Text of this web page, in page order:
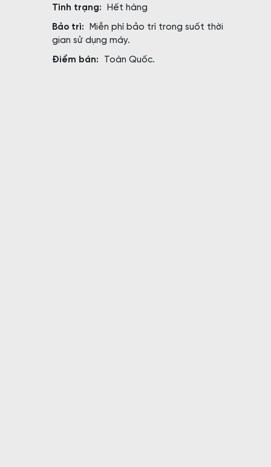
Tình trạng:
Hết hàng
Bảo trì:
Miễn phí bảo trì trong suốt thời
gian sử dụng máy.
Điểm bán: Toàn Quốc.